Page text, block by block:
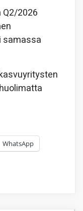
2026
samassa
WhatsApp